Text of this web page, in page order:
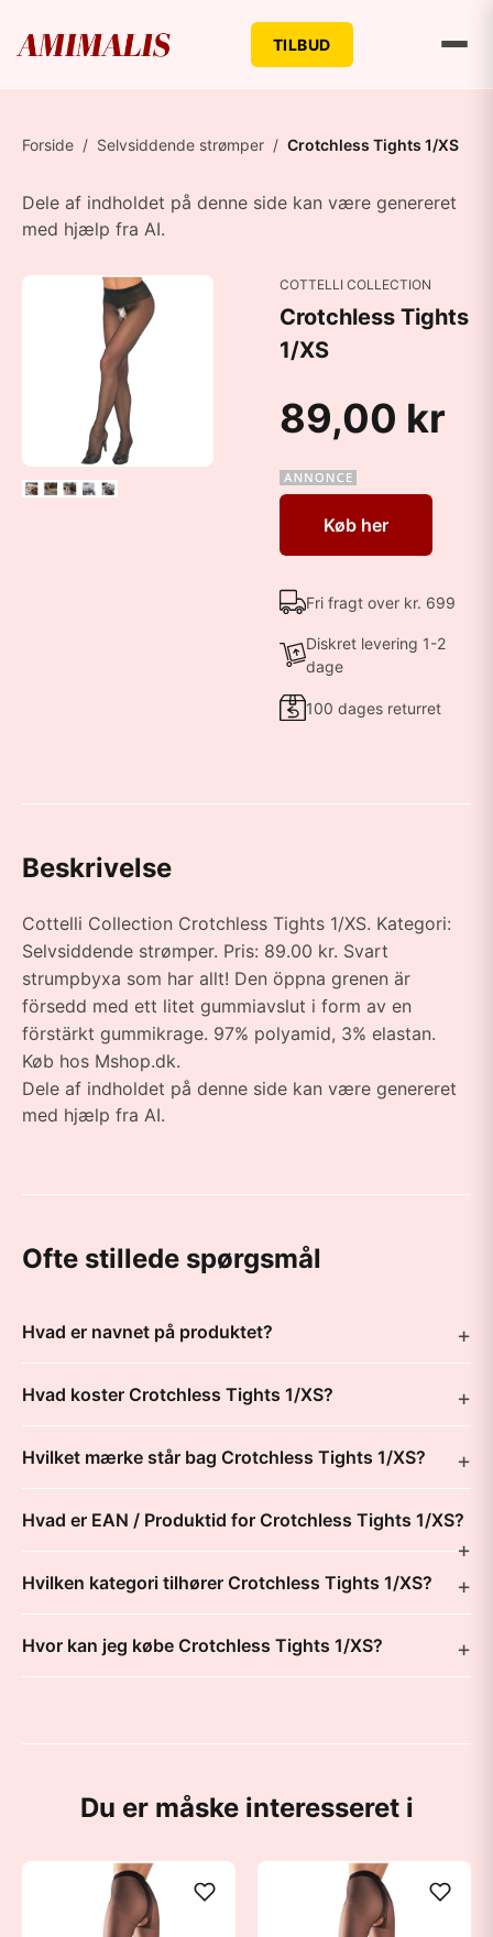
TILBUD
Forside / Selvsiddende strømper / Crotchless Tights 1/XS
Dele af indholdet på denne side kan være genereret
med hjælp fra AI.
COTTELLI COLLECTION
Crotchless Tights
1/XS
89,00 kr
Køb her
Fri fragt over kr. 699
Diskret levering 1-2
dage
100 dages returret
Beskrivelse
Cottelli Collection Crotchless Tights 1/XS. Kategori:
Selvsiddende strømper. Pris: 89.00 kr. Svart
strumpbyxa som har allt! Den öppna grenen är
försedd med ett litet gummiavslut i form av en
förstärkt gummikrage. 97% polyamid, 3% elastan.
Køb hos Mshop.dk.
Dele af indholdet på denne side kan være genereret
med hjælp fra AI.
Ofte stillede spørgsmål
Hvad er navnet på produktet?
Hvad koster Crotchless Tights 1/XS?
Hvilket mærke står bag Crotchless Tights 1/XS?
Hvad er EAN / Produktid for Crotchless Tights 1/XS?
Hvilken kategori tilhører Crotchless Tights 1/XS?
Hvor kan jeg købe Crotchless Tights 1/XS?
Du er måske interesseret i